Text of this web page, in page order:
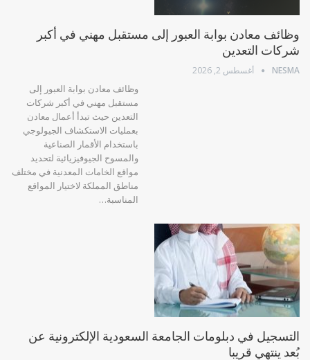
وظائف معادن بوابة العبور إلى مستقبل مهني في أكبر
شركات التعدين
NESMA أغسطس 2, 2026
وظائف معادن بوابة العبور إلى
مستقبل مهني في أكبر شركات
التعدين حيث تبدأ أعمال معادن
بعمليات الاستكشاف الجيولوجي
باستخدام الأقمار الصناعية
والمسوح الجيوفيزيائية لتحديد
مواقع الخامات المعدنية في مختلف
مناطق المملكة لاختيار المواقع
المناسبة…
التسجيل في دبلومات الجامعة السعودية الإلكترونية عن
بُعد ينتهي قريبا